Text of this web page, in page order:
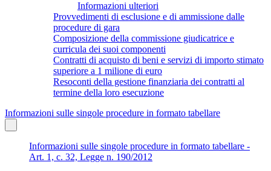
Informazioni ulteriori
Provvedimenti di esclusione e di ammissione dalle
procedure di gara
Composizione della commissione giudicatrice e
curricula dei suoi componenti
Contratti di acquisto di beni e servizi di importo stimato
superiore a 1 milione di euro
Resoconti della gestione finanziaria dei contratti al
termine della loro esecuzione
Informazioni sulle singole procedure in formato tabellare
Informazioni sulle singole procedure in formato tabellare -
Art. 1, c. 32, Legge n. 190/2012